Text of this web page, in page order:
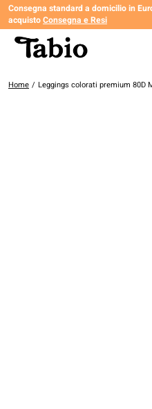
Consegna standard a domicilio in
acquistoConsegna e Resi
Home / Leggings colorati premium 80D